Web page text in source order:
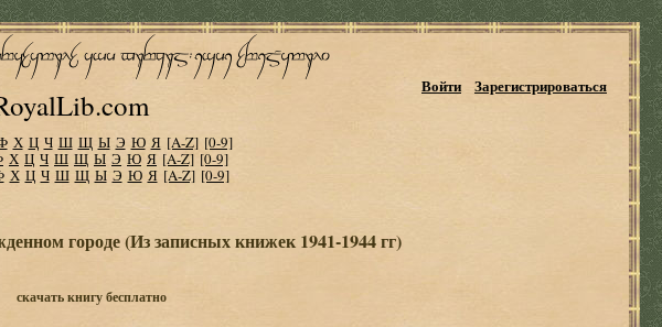
Войти Зарегистрироваться
Х Ц Ч Ш Щ Ы Э Ю Я [A-Z] [0-9]
Х Ц Ч Ш Щ Ы Э Ю Я [A-Z] [0-9]
Х Ц Ч Ш Щ Ы Э Ю Я [A-Z] [0-9]
городе (Из записных книжек 1941-1944 гг)
скачать книгу бесплатно